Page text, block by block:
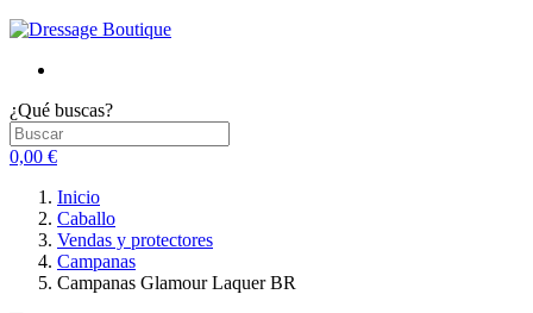
¿Qué buscas?
0,00 €
Inicio
Caballo
Vendas y protectores
Campanas
Campanas Glamour Laquer BR